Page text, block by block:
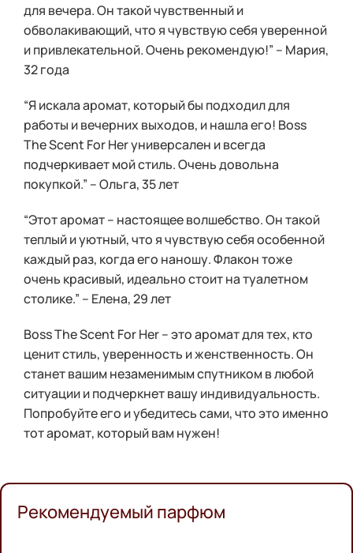
для вечера. Он такой чувственный и
обволакивающий, что я чувствую себя уверенной
и привлекательной. Очень рекомендую!” – Мария,
32 года
“Я искала аромат, который бы подходил для
работы и вечерних выходов, и нашла его! Boss
The Scent For Her универсален и всегда
подчеркивает мой стиль. Очень довольна
покупкой.” – Ольга, 35 лет
“Этот аромат – настоящее волшебство. Он такой
теплый и уютный, что я чувствую себя особенной
каждый раз, когда его наношу. Флакон тоже
очень красивый, идеально стоит на туалетном
столике.” – Елена, 29 лет
Boss The Scent For Her – это аромат для тех, кто
ценит стиль, уверенность и женственность. Он
станет вашим незаменимым спутником в любой
ситуации и подчеркнет вашу индивидуальность.
Попробуйте его и убедитесь сами, что это именно
тот аромат, который вам нужен!
Рекомендуемый парфюм